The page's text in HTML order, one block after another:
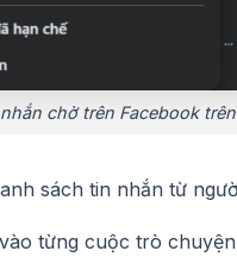
chờ trên Facebook
sách tin nhắn từ
từng cuộc trò